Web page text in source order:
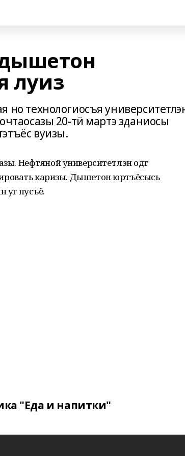
луиз
технологиосъя
20-тӥ мартэ зданиосы
вуизы.
Нефтяной университетлэн одӥг
каризы. Дышетон юртъёсысь
уг пусъё.
"Еда и напитки"